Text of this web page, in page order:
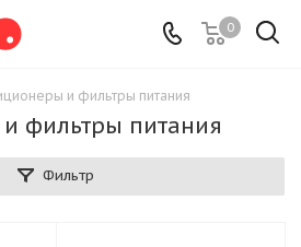
0
и фильтры питания
фильтры питания
Фильтр